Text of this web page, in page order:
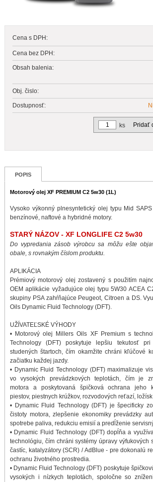
Cena s DPH:
Cena bez DPH:
Obsah balenia:
Obj. čislo:
Dostupnosť:
Pridať
ks
POPIS
Motorový olej XF PREMIUM C2 5w30 (1L)
Vysoko výkonný plnesyntetický olej typu Mid
benzínové, naftové a hybridné motory.
STARÝ NÁZOV - XF LONGLIFE C2 5w30
Do vypredania zásob výrobcu sa môžu ešte
obale, s rovnakým číslom produktu.
APLIKÁCIA
Prémiový motorový olej zostavený s použitím
OEM aplikácie vyžadujúce olej typu 5W30 ACEA
skupiny PSA zahŕňajúce Peugeot, Citroen a DS.
Oils Dynamic Fluid Technology (DFT).
UŽÍVATEĽSKÉ VÝHODY
• Motorový olej Millers Oils XF Premium s
Technology (DFT) poskytuje lepšiu tekutosť
studených štartoch, čím okamžite chráni kľúčové
začiatku každej jazdy.
• Dynamic Fluid Technology (DFT) maximalizuje
vo vysokých prevádzkových teplotách, čím je
motora a poskytovaná špičková ochrana jeho
piestov, piestnych krúžkov, rozvodových reťazí,
• Dynamic Fluid Technology (DFT) je špecificky
čistoty motora, zlepšenie ekonomiky prevádzky
spotrebe paliva, redukciu emisií a predĺženie
• Dynamic Fluid Technology (DFT) dopĺňa a
technológiu, čím chráni systémy úpravy výfukových
častíc, katalyzátory (SCR) / AdBlue - pre dokonalú
ochranu životného prostredia.
• Dynamic Fluid Technology (DFT) poskytuje
vysokých i nízkych teplotách, spoločne so